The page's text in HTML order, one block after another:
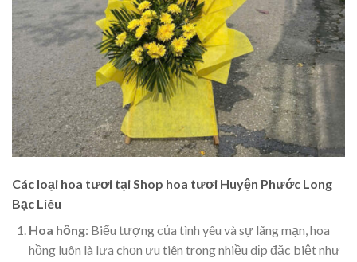
Các loại hoa tươi tại Shop hoa tươi Huyện Phước Long
Bạc Liêu
Hoa hồng: Biểu tượng của tình yêu và sự lãng mạn, hoa
hồng luôn là lựa chọn ưu tiên trong nhiều dịp đặc biệt như